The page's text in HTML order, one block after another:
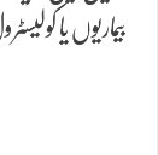
بیماریوں یا